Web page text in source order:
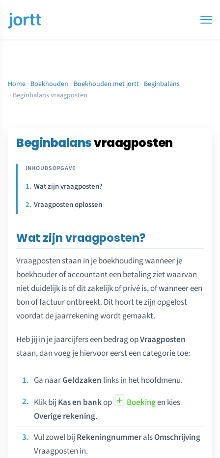
Home › Boekhouden › Boekhouden met jortt › Beginbalans
› Beginbalans vraagposten
Beginbalansvraagposten
Wat zijn vraagposten?
Vraagposten oplossen
Wat zijn vraagposten?
Vraagposten staan in je boekhouding wanneer je
boekhouder of accountant een betaling ziet waarvan
niet duidelijk is of dit zakelijk of privé is, of wanneer een
bon of factuur ontbreekt. Dit hoort te zijn opgelost
voordat de jaarrekening wordt gemaakt.
Heb jij in je jaarcijfers een bedrag opVraagposten
staan, dan voeg je hiervoor eerst een categorie toe:
Ga naarGeldzaken links in het hoofdmenu.
Klik bij Kas en bankop Boekingen kies
Overige rekening.
Vul zowel bij RekeningnummeralsOmschrijving
Vraagposten in.